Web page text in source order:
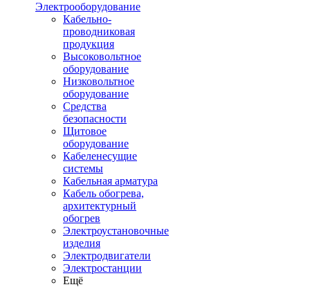
Электрооборудование
Кабельно-
проводниковая
продукция
Высоковольтное
оборудование
Низковольтное
оборудование
Средства
безопасности
Щитовое
оборудование
Кабеленесущие
системы
Кабельная арматура
Кабель обогрева,
архитектурный
обогрев
Электроустановочные
изделия
Электродвигатели
Электростанции
Ещё